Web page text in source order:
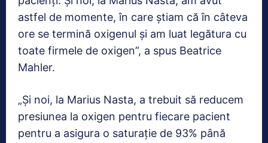
astfel de momente, în care ştiam că în câteva
ore se termină oxigenul şi am luat legătura cu
toate firmele de oxigen”, a spus Beatrice
Mahler.
„Şi noi, la Marius Nasta, a trebuit să reducem
presiunea la oxigen pentru fiecare pacient
pentru a asigura o saturaţie de 93% până